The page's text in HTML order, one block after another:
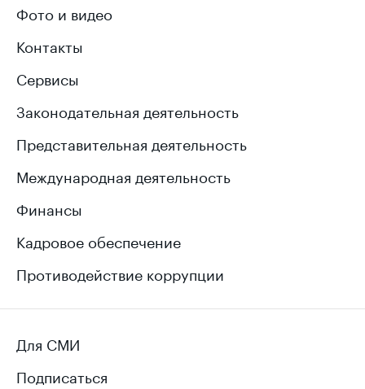
Фото и видео
Контакты
Сервисы
Законодательная деятельность
Представительная деятельность
Международная деятельность
Финансы
Кадровое обеспечение
Противодействие коррупции
Для СМИ
Подписаться